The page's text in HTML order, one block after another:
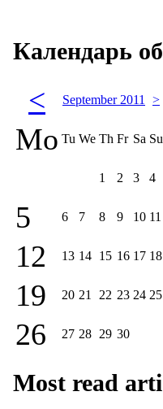
Календарь
< September 2011 >
Mo Tu We Th Fr Sa Su
1 2 3 4
5 6 7 8 9 10 11
12 13 14 15 16 17 18
19 20 21 22 23 24 25
26 27 28 29 30
Most read